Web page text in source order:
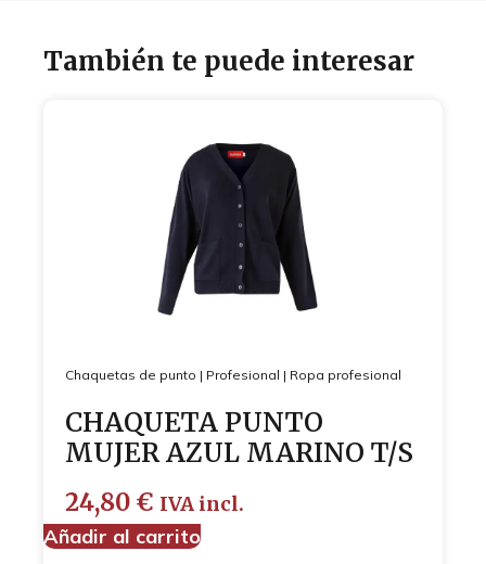
También te puede interesar
Chaquetas de punto | Profesional | Ropa profesional
CHAQUETA PUNTO
MUJER AZUL MARINO T/S
24,80 € IVA incl.
Añadir al carrito